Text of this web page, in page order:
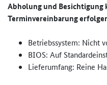
Abholung und
Terminvereinbarung
Betriebssystem: Nicht
BIOS: Auf
Lieferumfang: Reine